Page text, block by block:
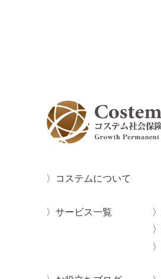
コステムについて
サービス一覧